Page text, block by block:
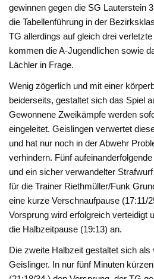
gewinnen gegen die SG Lauterstein
die Tabellenführung in der
TG allerdings auf gleich drei
kommen die A-Jugendlichen sowie
Lächler in Frage.
Wenig zögerlich und mit einer
beiderseits, gestaltet sich das Spiel
Gewonnene Zweikämpfe werden
eingeleitet. Geislingen verwertet
und hat nur noch in der Abwehr
verhindern. Fünf
und ein sicher verwandelter
für die Trainer Riethmüller/Funk
eine kurze Verschnaufpause (17:11/
Vorsprung wird erfolgreich verteidigt
die Halbzeitpause (19:13) an.
Die zweite Halbzeit gestaltet sich als
Geislinger. In nur fünf Minuten